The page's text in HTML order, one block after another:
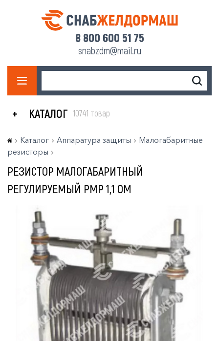
8 800 600 51 75
snabzdm@mail.ru
КАТАЛОГ 10741 товар
Каталог Аппаратура защиты
Малогабаритные
резисторы
РЕЗИСТОР МАЛОГАБАРИТНЫЙ
РЕГУЛИРУЕМЫЙ РМР 1,1 ОМ